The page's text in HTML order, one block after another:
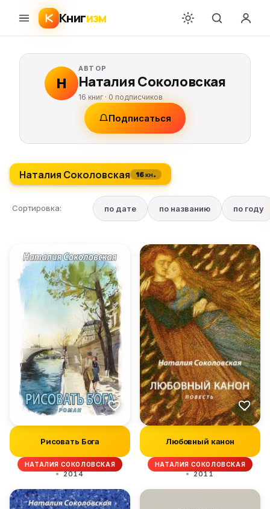
Книгизм
Н
АВТОР
Наталия Соколовская
16 книг · 0 подписчиков
Подписаться
Наталия Соколовская 16 кн.
Сортировка: по дате по названию по году
Рисовать Бога
НАТАЛИЯ СОКОЛОВСКАЯ
2014
Любовный канон
НАТАЛИЯ СОКОЛОВСКАЯ
2011